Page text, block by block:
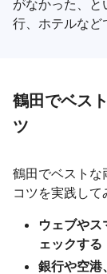
がなかった、
行、ホテルなど
鶴田でベス
ツ
鶴田でベストな
コツを実践して
ウェブや
ェックする
銀行や空港